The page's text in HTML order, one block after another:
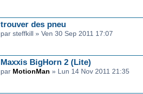
trouver des pneu
par steffkill » Ven 30 Sep 2011 17:07
Maxxis BigHorn 2 (Lite)
par MotionMan » Lun 14 Nov 2011 21:35